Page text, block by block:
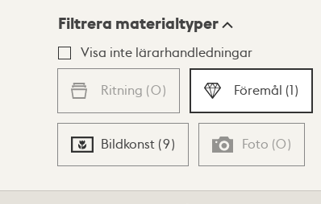
Lista Karta
Filtrera materialtyper
Visa inte lärarhandledningar
Ritning (0) Föremål (1)
Bildkonst (9) Foto (0)